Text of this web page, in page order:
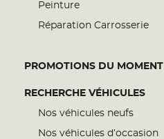
Peinture
Réparation Carrosserie
PROMOTIONS DU MOMENT
RECHERCHE VÉHICULES
Nos véhicules neufs
Nos véhicules d’occasion